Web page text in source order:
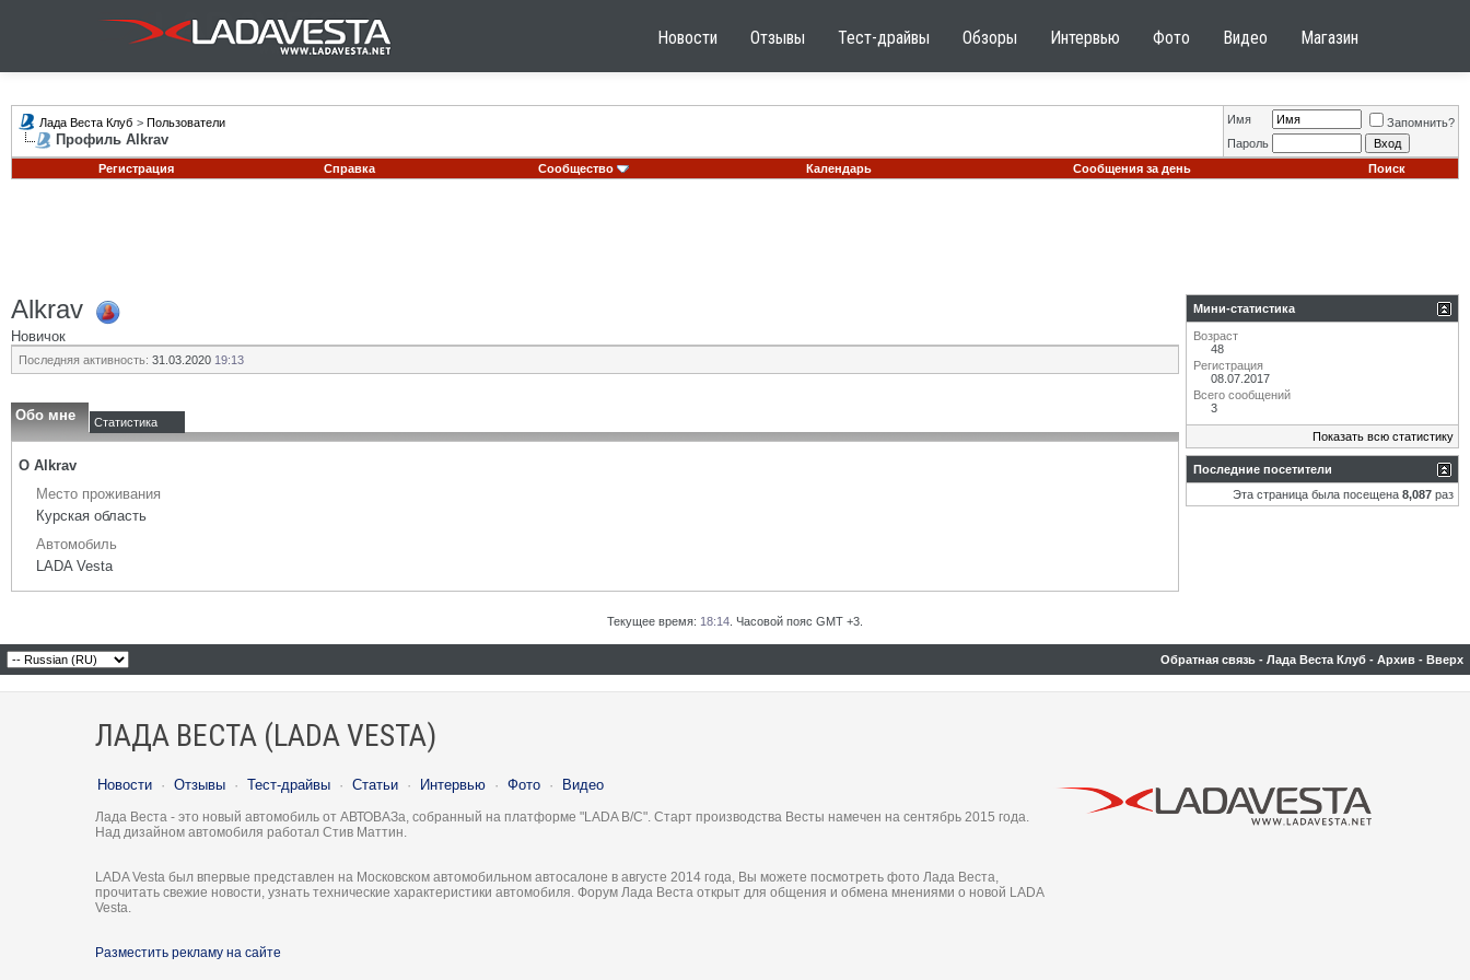
Новости Отзывы Тест-драйвы Обзоры Интервью Фото Видео Магазин
Лада Веста Клуб > Пользователи
Профиль Alkrav
Имя
Запомнить?
Пароль
Регистрация
Справка Сообщество Календарь Сообщения за день Поиск
Alkrav
Новичок
Последняя активность: 31.03.2020 19:13
Обо мне Статистика
О Alkrav
Место проживания
Курская область
Автомобиль
LADA Vesta
Мини-статистика
Возраст
48
Регистрация
08.07.2017
Всего сообщений
3
Показать всю статистику
Последние посетители
Эта страница была посещена 8,087 раз
Текущее время: 18:14 . Часовой пояс GMT +3.
Обратная связь - Лада Веста Клуб - Архив - Вверх
ЛАДА ВЕСТА (LADA VESTA)
Новости · Отзывы · Тест-драйвы · Статьи · Интервью · Фото · Видео
Лада Веста - это новый автомобиль от АВТОВАЗа, собранный на платформе "LADA B/C". Старт производства Весты намечен на сентябрь 2015 года.
Над дизайном автомобиля работал Стив Маттин.
LADA Vesta был впервые представлен на Московском автомобильном автосалоне в августе 2014 года, Вы можете посмотреть фото Лада Веста,
прочитать свежие новости, узнать технические характеристики автомобиля. Форум Лада Веста открыт для общения и обмена мнениями о новой LADA
Vesta.
Разместить рекламу на сайте